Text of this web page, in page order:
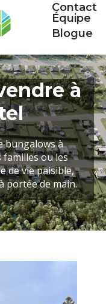
Blogue
Équipe
Contact
à
bungalows à
ou les
de vie paisible,
portée de main.